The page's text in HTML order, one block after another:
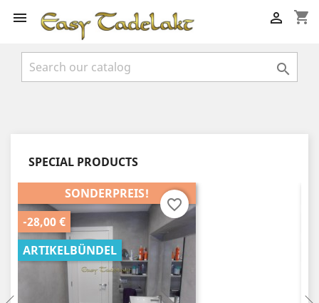
 shopping_cart


SPECIAL PRODUCTS
SONDERPREIS!
-28,00 €
ARTIKELBÜNDEL
favorite_border